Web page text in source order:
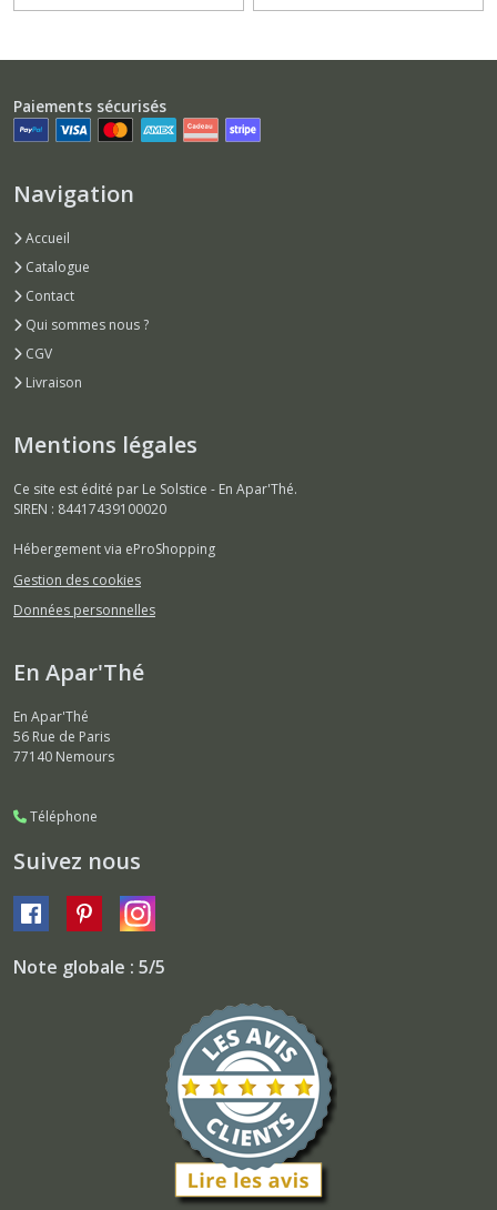
Paiements sécurisés
Navigation
Accueil
Catalogue
Contact
Qui sommes nous ?
CGV
Livraison
Mentions légales
Ce site est édité par Le Solstice - En Apar'Thé.
SIREN : 84417439100020
Hébergement via eProShopping
Gestion des cookies
Données personnelles
En Apar'Thé
En Apar'Thé
56 Rue de Paris
77140 Nemours
Téléphone
Suivez nous
Note globale : 5/5